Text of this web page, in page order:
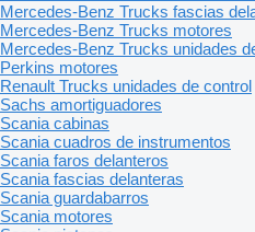
Mercedes-Benz Trucks fascias
Mercedes-Benz Trucks motores
Mercedes-Benz Trucks unidades
Perkins motores
Renault Trucks unidades de control
Sachs amortiguadores
Scania cabinas
Scania cuadros de instrumentos
Scania faros delanteros
Scania fascias delanteras
Scania guardabarros
Scania motores